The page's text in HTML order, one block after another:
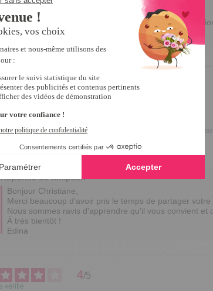
Bonjour Delphine,
Merci d'avoir pris le temps de partager votre avis.
Chaque retour est précieux et nous aide à nous
Bonne journée,
4/5
vérifié
05/12/2025 , suite à une expérience du
Signaler
Réponse detempsl.fr
Bonjour Christiane,
Merci beaucoup d'avoir pris le temps de partager
Nous sommes ravis d'apprendre qu'il vous convient
À très bientôt !
Edina
4/5
vérifié